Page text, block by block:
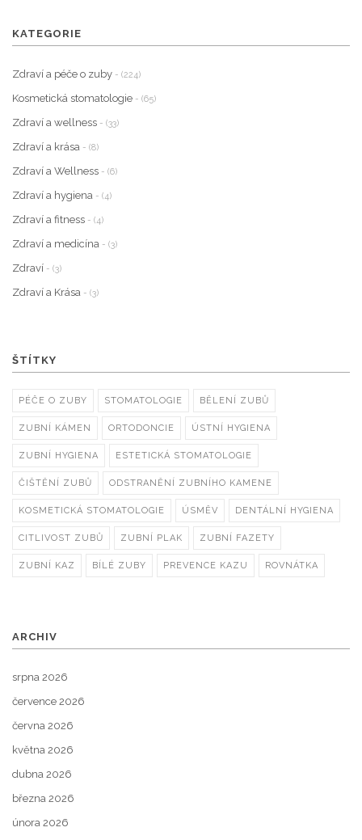
KATEGORIE
Zdraví a péče o zuby - (224)
Kosmetická stomatologie - (65)
Zdraví a wellness - (33)
Zdraví a krása - (8)
Zdraví a Wellness - (6)
Zdraví a hygiena - (4)
Zdraví a fitness - (4)
Zdraví a medicína - (3)
Zdraví - (3)
Zdraví a Krása - (3)
ŠTÍTKY
PÉČE O ZUBY STOMATOLOGIE BĚLENÍ ZUBŮ
ZUBNÍ KÁMEN ORTODONCIE ÚSTNÍ HYGIENA
ZUBNÍ HYGIENA ESTETICKÁ STOMATOLOGIE
ČIŠTĚNÍ ZUBŮ ODSTRANĚNÍ ZUBNÍHO KAMENE
KOSMETICKÁ STOMATOLOGIE ÚSMĚV DENTÁLNÍ HYGIENA
CITLIVOST ZUBŮ ZUBNÍ PLAK ZUBNÍ FAZETY
ZUBNÍ KAZ BÍLÉ ZUBY PREVENCE KAZU ROVNÁTKA
ARCHIV
srpna 2026
července 2026
června 2026
května 2026
dubna 2026
března 2026
února 2026